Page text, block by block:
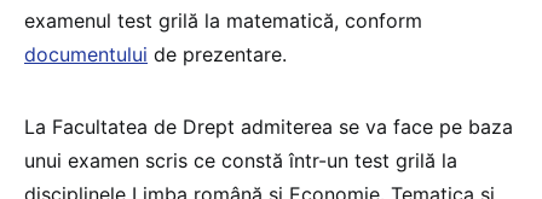
examenul test grilă la matematică, conform
documentului de prezentare.
La Facultatea de Drept admiterea se va face pe baza
unui examen scris ce constă într-un test grilă la
disciplinele Limba română şi Economie. Tematica și